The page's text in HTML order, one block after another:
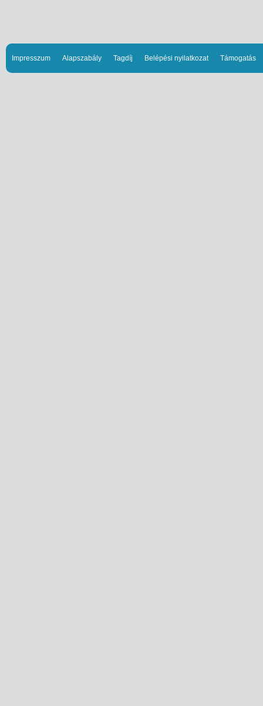
Impresszum Alapszabály Tagdíj Belépési nyilatkozat Támogatás